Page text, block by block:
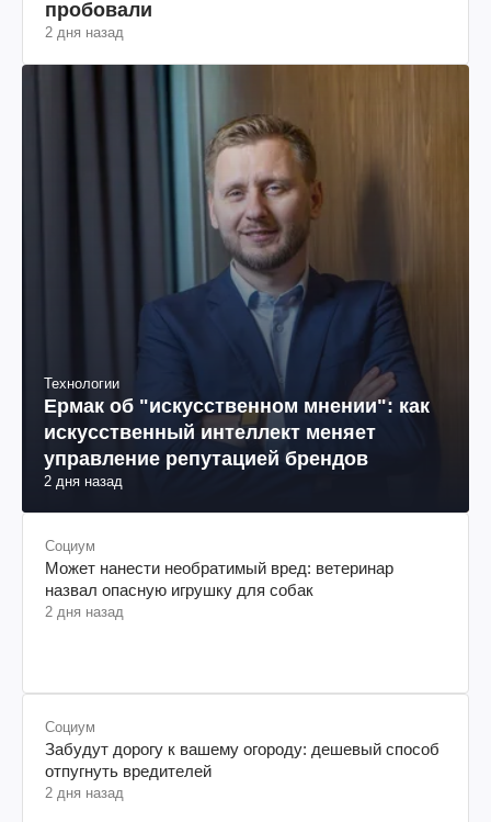
пробовали
2 дня назад
Технологии
Ермак об "искусственном мнении": как
искусственный интеллект меняет
управление репутацией брендов
2 дня назад
Социум
Может нанести необратимый вред: ветеринар
назвал опасную игрушку для собак
2 дня назад
Социум
Забудут дорогу к вашему огороду: дешевый способ
отпугнуть вредителей
2 дня назад